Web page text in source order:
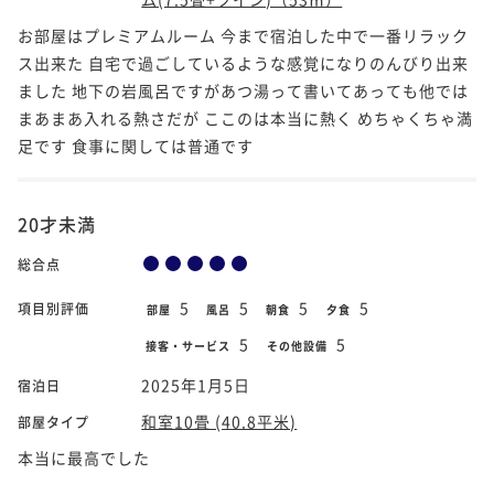
お部屋はプレミアムルーム 今まで宿泊した中で一番リラック
ス出来た 自宅で過ごしているような感覚になりのんびり出来
ました 地下の岩風呂ですがあつ湯って書いてあっても他では
まあまあ入れる熱さだが ここのは本当に熱く めちゃくちゃ満
足です 食事に関しては普通です
20才未満
総合点
項目別評価 部屋 5 風呂 5 朝食 5 夕食 5
接客・サービス 5 その他設備 5
宿泊日 2025年1月5日
部屋タイプ
和室10畳 (40.8平米)
本当に最高でした